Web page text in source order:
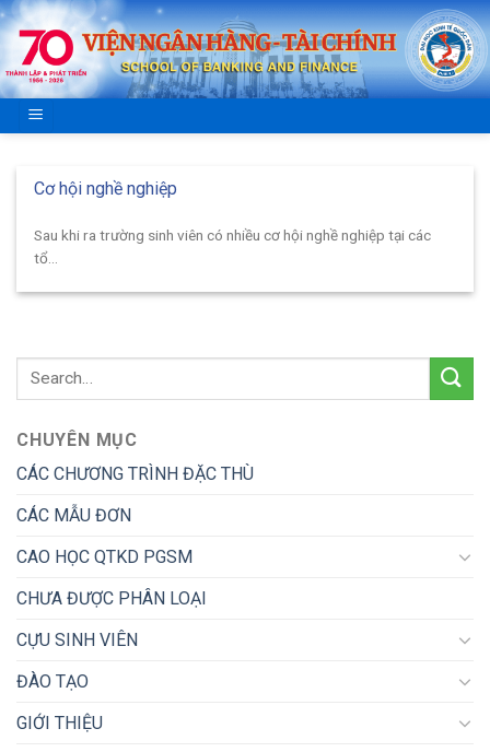
Skip
content
Cơ hội nghề nghiệp
Sau khi ra trường sinh viên có nhiều cơ hội nghề nghiệp tại các
tổ...
CHUYÊN MỤC
CÁC CHƯƠNG TRÌNH ĐẶC THÙ
CÁC MẪU ĐƠN
CAO HỌC QTKD PGSM
CHƯA ĐƯỢC PHÂN LOẠI
CỰU SINH VIÊN
ĐÀO TẠO
GIỚI THIỆU